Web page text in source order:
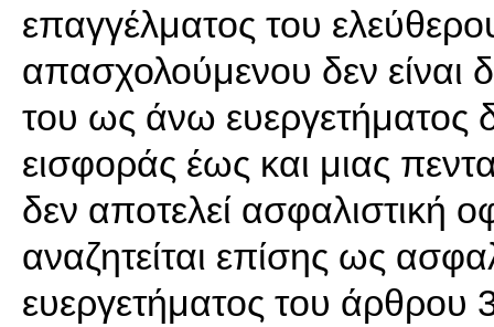
επαγγέλματος του
απασχολούμενου δεν είναι
του ως άνω ευεργετήματος
εισφοράς έως και μιας
δεν αποτελεί ασφαλιστική
αναζητείται επίσης ως
ευεργετήματος του άρθρου